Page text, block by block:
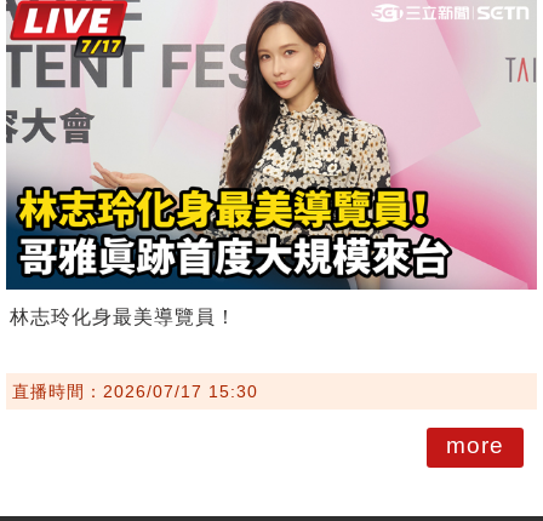
林志玲化身最美導覽員！
直播時間：2026/07/17 15:30
more